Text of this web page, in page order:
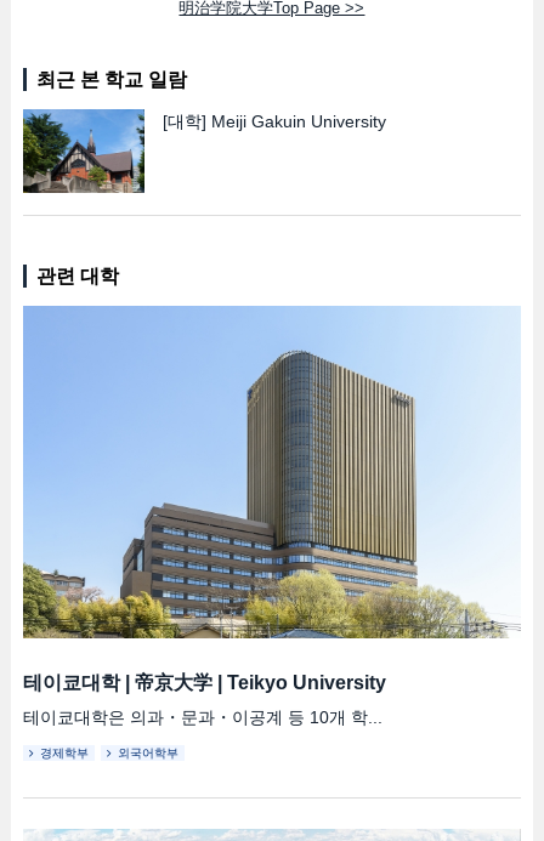
明治学院大学Top Page >>
최근 본 학교 일람
[대학] Meiji Gakuin University
관련 대학
테이쿄대학| 帝京大学| Teikyo University
테이쿄대학은 의과・문과・이공계 등 10개 학...
경제학부 외국어학부